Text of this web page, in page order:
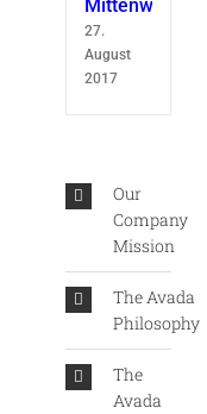
Mittenwald
27.
August
2017
Our
Company
Mission
The Avada
Philosophy
The
Avada